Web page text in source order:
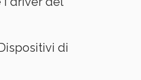
di